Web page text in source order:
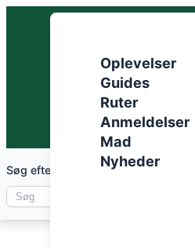
Oplevelser
Guides
Ruter
Anmeldelser
Mad
Nyheder
Søg efter artikler
fri teltning